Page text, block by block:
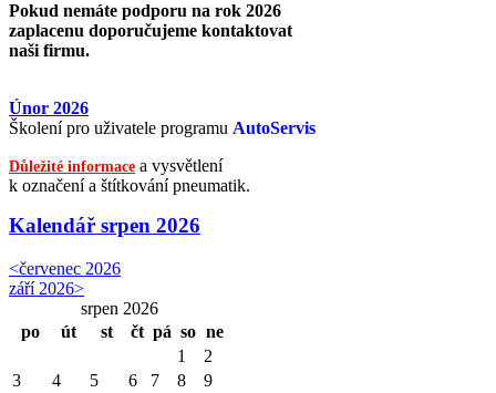
Pokud nemáte podporu na rok 2026
zaplacenu doporučujeme kontaktovat
naši firmu.
Únor 2026
Školení pro uživatele programu AutoServis
Důležité informace a vysvětlení
k označení a štítkování pneumatik.
Kalendář srpen 2026
<červenec 2026
září 2026>
srpen 2026
po
út st čt pá so ne
1
2
3
4 5 6 7 8
9